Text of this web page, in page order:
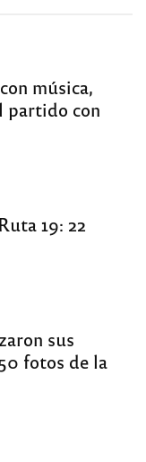
música,
partido con
19: 22
sus
fotos de la